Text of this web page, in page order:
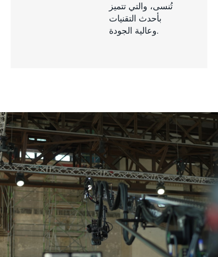
تُنسى، والتي تتميز
بأحدث التقنيات
وعالية الجودة.